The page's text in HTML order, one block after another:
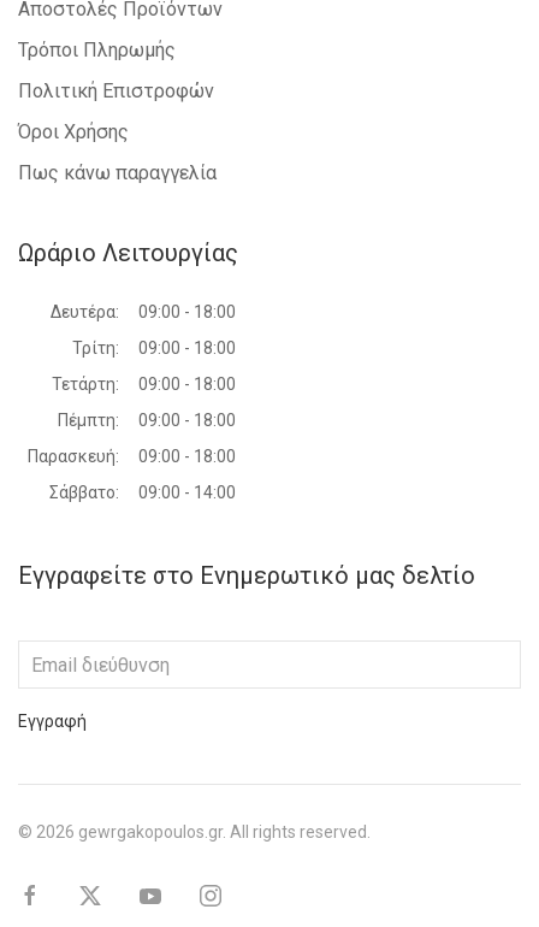
Αποστολές Προϊόντων
Τρόποι Πληρωμής
Πολιτική Επιστροφών
Όροι Χρήσης
Πως κάνω παραγγελία
Ωράριο Λειτουργίας
Δευτέρα:
09:00 - 18:00
Τρίτη:
09:00 - 18:00
Τετάρτη:
09:00 - 18:00
Πέμπτη:
09:00 - 18:00
Παρασκευή:
09:00 - 18:00
Σάββατο:
09:00 - 14:00
Εγγραφείτε στο Ενημερωτικό μας δελτίο
Εγγραφή
© 2026 gewrgakopoulos.gr. All rights reserved.